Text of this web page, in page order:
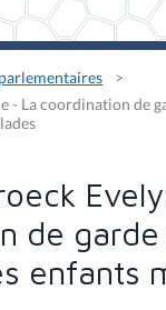
- La coordination de
de garde
enfants